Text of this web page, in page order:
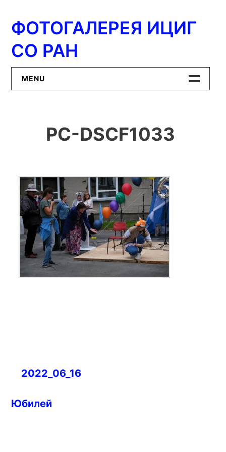
содержимому
ФОТОГАЛЕРЕЯ ИЦИГ
СО РАН
MENU
ИЦиГ СО РАН
PC-DSCF1033
Навигация
записям
2022_06_16
Юбилей